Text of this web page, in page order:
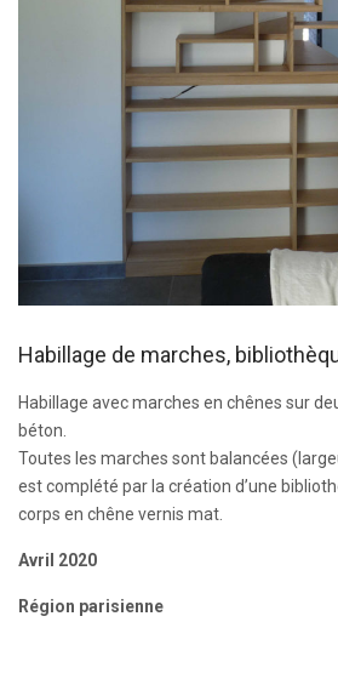
Habillage de marches,
Habillage avec marches en chênes sur
béton.
Toutes les marches sont balancées
est complété par la création d’une
corps en chêne vernis mat.
Avril 2020
Région parisienne